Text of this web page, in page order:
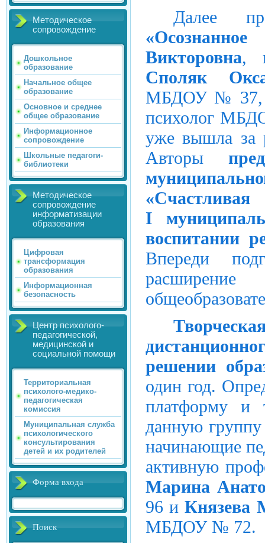
Методическое
сопровождение
Дошкольное
образование
Начальное общее
образование
Основное и среднее
общее образование
Информационное
сопровождение
Школьные педагоги-
библиотеки
Методическое
сопровождение
информатизации
образования
Цифровая
трансформация
образования
Информационная
безопасность
Центр психолого-
педагогической,
медицинской и
социальной помощи
Территориальная
психолого-медико-
педагогическая
комиссия
Муниципальная служба
психологического
консультирования
детей и их родителей
Форма входа
Поиск
Далее
Викторовна,
Споляк
МБДОУ №
психолог
уже вышла за
Авторы
I
воспитании
Впереди
решении
один год.
платформу и
данную
начинающие
активную
Марина
96 иКнязева
МБДОУ № 72.